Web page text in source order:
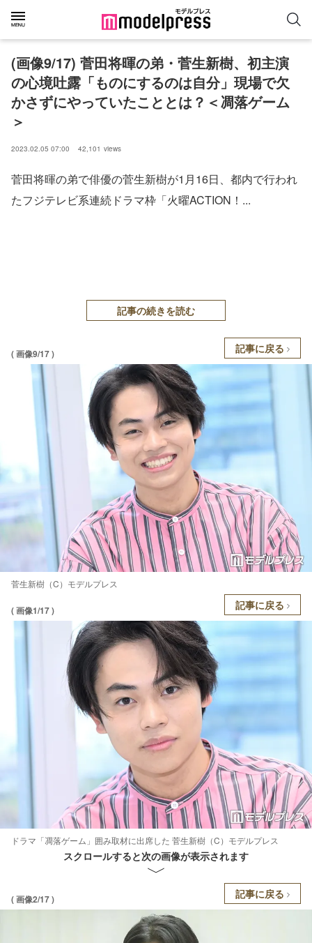
(画像9/17) 菅田将暉の弟・菅生新樹、初主演
の心境吐露「ものにするのは自分」現場で欠
かさずにやっていたこととは？＜凋落ゲーム
＞
2023.02.05 07:00 42,101 views
菅田将暉の弟で俳優の菅生新樹が1月16日、都内で行われ
たフジテレビ系連続ドラマ枠「火曜ACTION！...
記事の続きを読む
( 画像9/17 ) 記事に戻る
菅生新樹（C）モデルプレス
( 画像1/17 ) 記事に戻る
ドラマ「凋落ゲーム」囲み取材に出席した 菅生新樹（C）モデルプレス
スクロールすると次の画像が表示されます
( 画像2/17 ) 記事に戻る